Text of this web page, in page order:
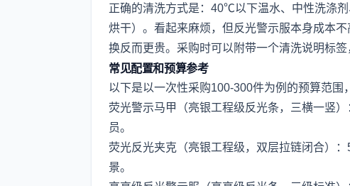
正确的清洗方式是：40℃以下温水、中性洗涤
烘干）。看起来麻烦，但反光警示服本身成本
换反而更贵。采购时可以附带一个清洗说明标签
常见配置和预算参考
以下是以一次性采购100-300件为例的预算范围
荧光警示马甲（亮银工程级反光条，三横一竖
员。
荧光反光夹克（亮银工程级，双层拉链闭合）
景。